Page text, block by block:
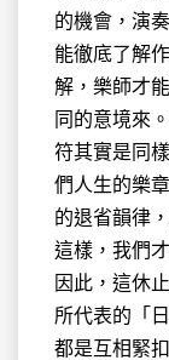
的機會，演
能徹底了解
解，樂師才
同的意境來
符其實是同
們人生的樂
的退省韻律
這樣，我們
因此，這休
所代表的「
都是互相緊